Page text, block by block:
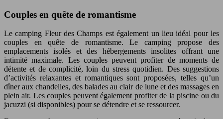
Couples en quête de romantisme
Le camping Fleur des Champs est également un lieu idéal pour les
couples en quête de romantisme. Le camping propose des
emplacements isolés et des hébergements insolites offrant une
intimité maximale. Les couples peuvent profiter de moments de
détente et de complicité, loin du stress quotidien. Des suggestions
d’activités relaxantes et romantiques sont proposées, telles qu’un
dîner aux chandelles, des balades au clair de lune et des massages en
plein air. Les couples peuvent également profiter de la piscine ou du
jacuzzi (si disponibles) pour se détendre et se ressourcer.